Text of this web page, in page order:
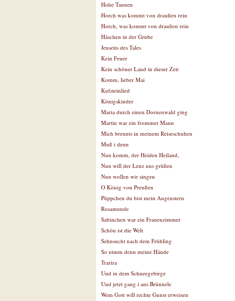
Hohe Tannen
Horch was kommt von draußen rein
Horch, was kommt von draußen rein
Häschen in der Grube
Jenseits des Tales
Kein Feuer
Kein schöner Land in dieser Zeit
Komm, lieber Mai
Kufsteinlied
Königskinder
Maria durch einen Dornenwald ging
Martin war ein frommer Mann
Mich brennts in meinem Reiseschuhen
Muß i denn
Nun komm, der Heiden Heiland,
Nun will der Lenz uns grüßen
Nun wollen wir singen
O König von Preußen
Püppchen du bist mein Augenstern
Rosamunde
Sabinchen war ein Frauenzimmer
Schön ist die Welt
Sehnsucht nach dem Frühling
So nimm denn meine Hände
Trarira
Und in dem Schneegebirge
Und jetzt gang i ans Brünnele
Wem Gott will rechte Gunst erweisen